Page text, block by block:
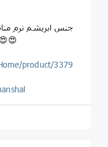
جنس ابریشم نرم
لیز نیست- چروک نمیشه- پرز نمیده 😍😍
product/3379